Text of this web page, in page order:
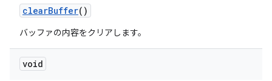
clearBuffer()
バッファの内容をクリアします。
void